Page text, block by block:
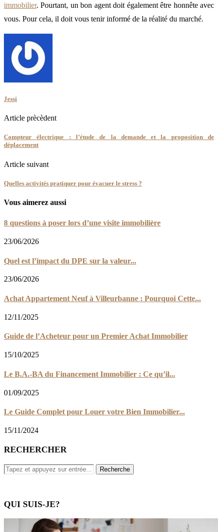
immobilier. Pourtant, un bon agent doit également être honnête avec
vous. Pour cela, il doit vous tenir informé de la réalité du marché.
Jessi
Article prècèdent
Compteur électrique : l’étude de la demande et la proposition de
déplacement
Article suivant
Quelles activités pratiquer pour évacuer le stress ?
Vous aimerez aussi
8 questions à poser lors d’une visite immobilière
23/06/2026
Quel est l’impact du DPE sur la valeur...
23/06/2026
Achat Appartement Neuf à Villeurbanne : Pourquoi Cette...
12/11/2025
Guide de l’Acheteur pour un Premier Achat Immobilier
15/10/2025
Le B.A.-BA du Financement Immobilier : Ce qu’il...
01/09/2025
Le Guide Complet pour Louer votre Bien Immobilier...
15/11/2024
RECHERCHER
QUI SUIS-JE?